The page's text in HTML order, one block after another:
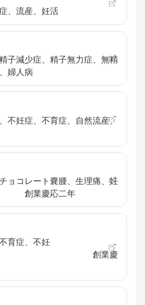
、流産、妊活
子減少症、精子無力症、無精
婦人病
不妊症、不育症、自然流産、
ョコレート嚢腫、生理痛、妊
創業慶応二年
育症、不妊
業慶